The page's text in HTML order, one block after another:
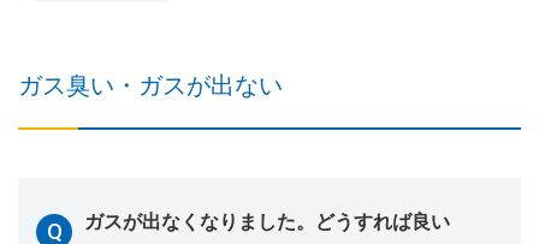
ガス臭い・ガスが出ない
ガスが出なくなりました。どうすれば良い